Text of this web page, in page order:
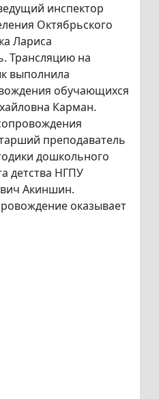
инспектор
Октябрьского
Лариса
Трансляцию на
выполнила
обучающихся
Карман.
преподаватель
дошкольного
детства НГПУ
Акиншин.
оказывает